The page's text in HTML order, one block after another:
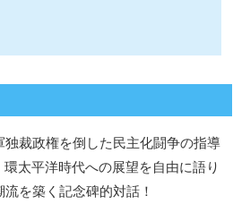
独裁政権を倒した民主化闘争の指導
太平洋時代への展望を自由に語り
を築く記念碑的対話！